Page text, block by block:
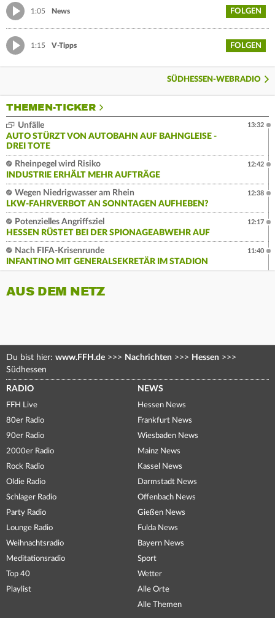
1:05 News FOLGEN
1:15 V-Tipps FOLGEN
SÜDHESSEN-WEBRADIO
THEMEN-TICKER
Unfälle
AUTO STÜRZT VON AUTOBAHN AUF BAHNGLEISE -
DREI TOTE
13:32
Rheinpegel wird Risiko
INDUSTRIE ERHÄLT MEHR AUFTRÄGE
12:42
Wegen Niedrigwasser am Rhein
LKW-FAHRVERBOT AN SONNTAGEN AUFHEBEN?
12:38
Potenzielles Angriffsziel
HESSEN RÜSTET BEI DER SPIONAGEABWEHR AUF
12:17
Nach FIFA-Krisenrunde
INFANTINO MIT GENERALSEKRETÄR IM STADION
11:40
AUS DEM NETZ
Du bist hier: www.FFH.de >>> Nachrichten >>> Hessen >>>
Südhessen
RADIO
FFH Live
80er Radio
90er Radio
2000er Radio
Rock Radio
Oldie Radio
Schlager Radio
Party Radio
Lounge Radio
Weihnachtsradio
Meditationsradio
Top 40
Playlist
NEWS
Hessen News
Frankfurt News
Wiesbaden News
Mainz News
Kassel News
Darmstadt News
Offenbach News
Gießen News
Fulda News
Bayern News
Sport
Wetter
Alle Orte
Alle Themen